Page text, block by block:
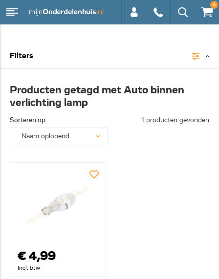
0
Filters
Producten getagd met Auto binnen
verlichting lamp
Sorteren op 1 producten gevonden
€ 4,99
Incl. btw